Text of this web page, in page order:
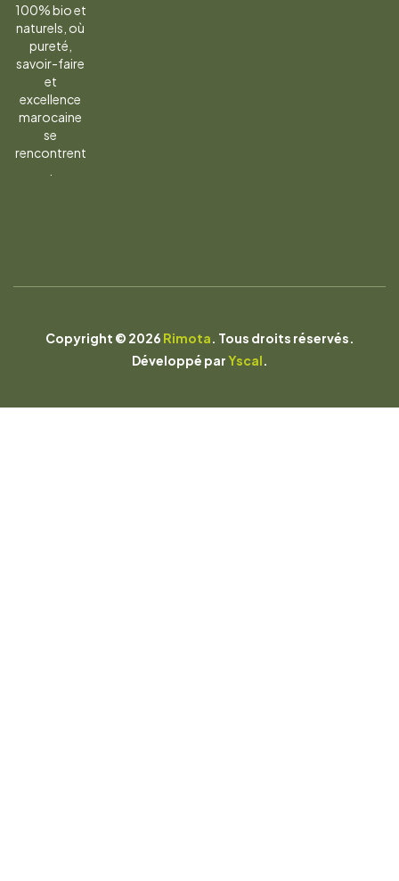
100% bio et
naturels, où
pureté,
savoir-faire
et
excellence
marocaine
se
rencontrent
Copyright © 2026 Rimota. Tous droits réservés.
Développé parYscal.